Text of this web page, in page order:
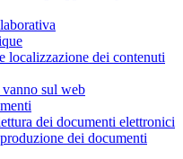
localizzazione dei contenuti
sul web
dei documenti elettronici
dei documenti